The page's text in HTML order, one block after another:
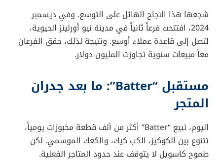
شجعها هذا النجاح الهائل على التوسع. وفي ديسمبر
2024، افتتحت فرعاً ثانياً في مدينة نيو أورلينز الحيوية،
لتصل إلى قاعدة عملاء أوسع. ونتيجة لذلك، حقق الفرعان
معاً مبيعات سنوية تجاوزت المليون دولار.
مستقبل “Batter”: ما بعد جدران
المتجر
اليوم، تبيع “Batter” أكثر من ألف قطعة مخبوزات يومياً،
تتنوع بين الكوكيز، الكب كيك، والكعك الموسمي. لكن
طموح كاسويل لا يتوقف عند حدود المتاجر الفعلية.